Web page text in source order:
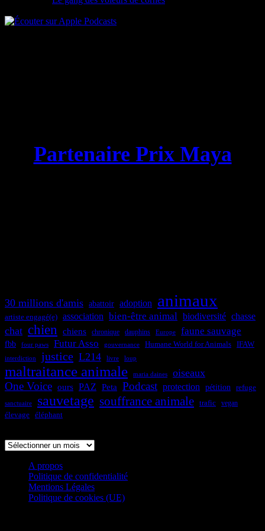
Partenaire Prix Maya
30 millions d'amis abattoir adoption animaux
artiste engagé(e) association bien-être animal biodiversité chasse
chat chien chiens chronique dauphins Europe faune sauvage
fbb four paws Futur Asso gouvernance Humane World for Animals IFAW
interdiction justice L214 livre loup
maltraitance animale maria daines oiseaux
One Voice ours PAZ Peta Podcast protection pétition refuge
sanctuaire sauvetage souffrance animale trafic vegan
élevage éléphant
A propos
Politique de confidentialité
Mentions Légales
Politique de cookies (UE)